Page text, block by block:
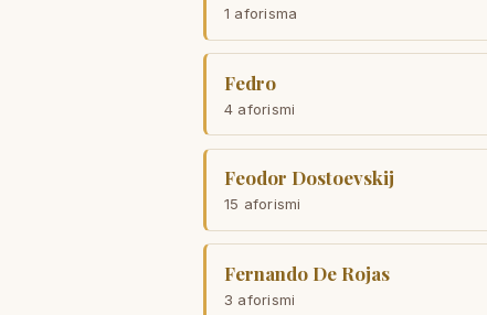
1 aforisma
Fedro
4 aforismi
Feodor Dostoevskij
15 aforismi
Fernando De Rojas
3 aforismi